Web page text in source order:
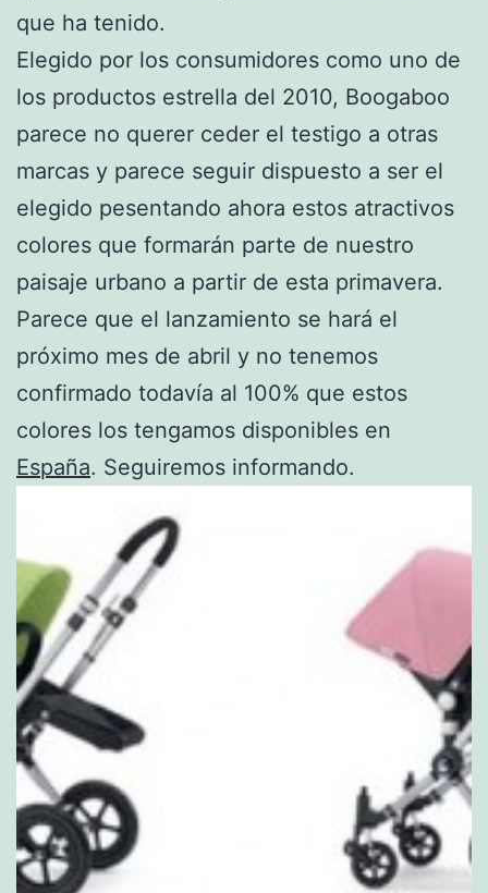
que ha tenido.
Elegido por los consumidores como uno de
los productos estrella del 2010, Boogaboo
parece no querer ceder el testigo a otras
marcas y parece seguir dispuesto a ser el
elegido pesentando ahora estos atractivos
colores que formarán parte de nuestro
paisaje urbano a partir de esta primavera.
Parece que el lanzamiento se hará el
próximo mes de abril y no tenemos
confirmado todavía al 100% que estos
colores los tengamos disponibles en
España. Seguiremos informando.